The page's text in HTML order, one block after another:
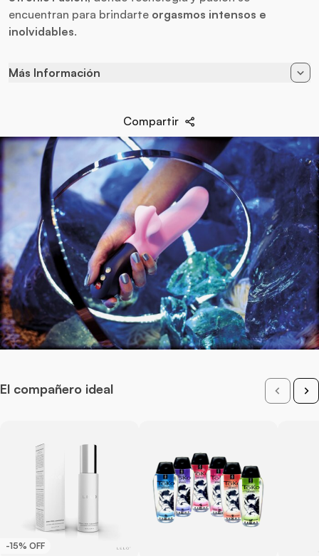
encuentran para brindarte orgasmos intensos e
inolvidables.
Más Información
Cargador USB
Diametro
4,8 cm
21,7 cm
Marca
Fun Factory
Material
Silicona Hipoalergénica
Vibración
7 Intensidades
Compartir
El compañero ideal
-15% OFF